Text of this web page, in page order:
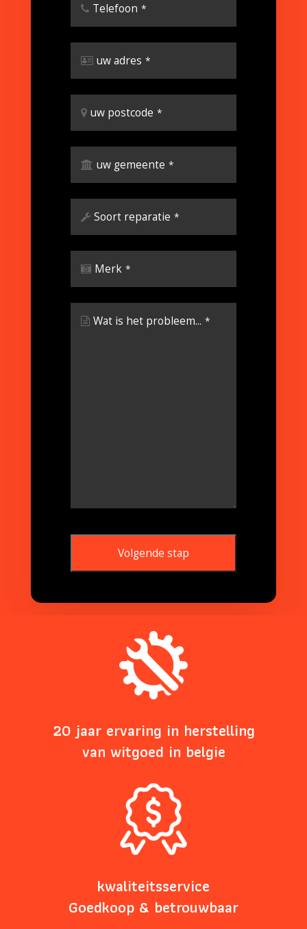
Telefoon *
uw adres *
uw postcode *
uw gemeente *
Soort reparatie *
Merk *
Wat is het probleem... *
Volgende stap
field
20 jaar ervaring in herstelling
van witgoed in belgie
kwaliteitsservice
Goedkoop & betrouwbaar